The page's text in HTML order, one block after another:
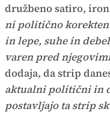
družbeno satiro,
ni politično
in lepe, suhe in
varen pred
dodaja, da strip
aktualni politični in
postavljajo ta strip